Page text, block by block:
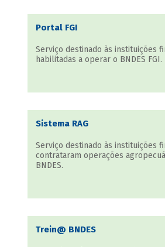
Portal FGI
Serviço destinado às instituições
habilitadas a operar o BNDES FGI.
Sistema RAG
Serviço destinado às instituições
contrataram operações
BNDES.
Trein@ BNDES